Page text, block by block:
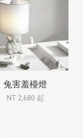
兔害羞檯燈
NT 2,680 起